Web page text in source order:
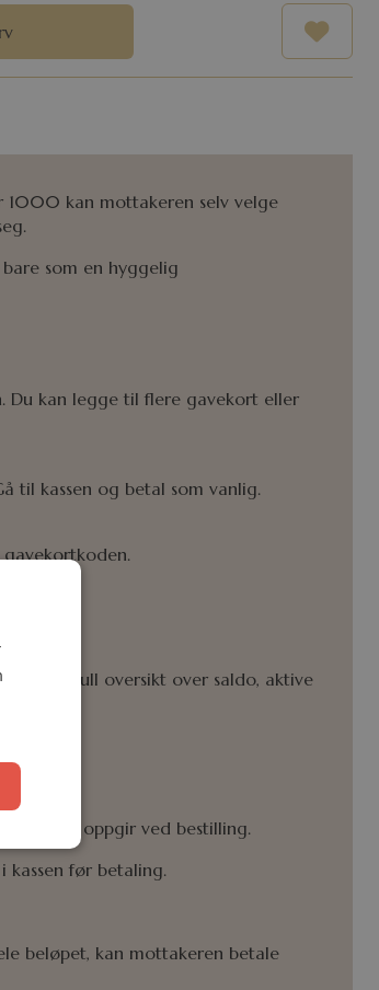
1000 kan mottakeren selv velge
som en hyggelig
Du kan legge til flere gavekort eller
til kassen og betal som vanlig.
for å få full oversikt over saldo, aktive
du oppgir ved bestilling.
kassen før betaling.
beløpet, kan mottakeren betale